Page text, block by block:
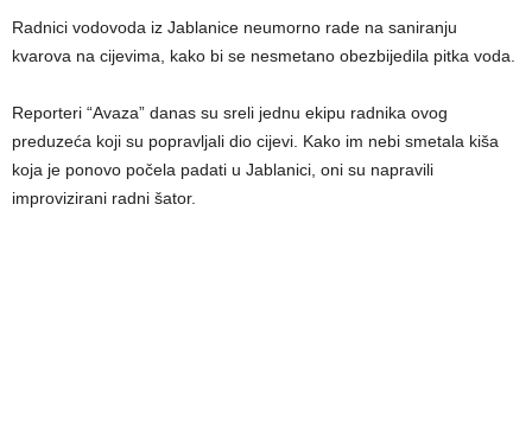
Radnici vodovoda iz Jablanice neumorno rade na saniranju
kvarova na cijevima, kako bi se nesmetano obezbijedila pitka voda.
Reporteri “Avaza” danas su sreli jednu ekipu radnika ovog
preduzeća koji su popravljali dio cijevi. Kako im nebi smetala kiša
koja je ponovo počela padati u Jablanici, oni su napravili
improvizirani radni šator.